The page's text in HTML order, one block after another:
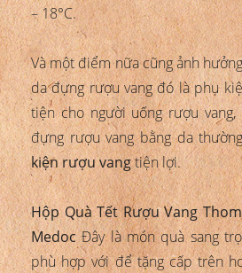
– 18°C.
Và một điểm nữa cũng ảnh
da đựng rượu vang đó là phụ
tiện cho người uống rượu
đựng rượu vang bằng da
kiện rượu vangtiện lợi.
Hộp Quà Tết Rượu Vang
MedocĐây là món quà sang
phù hợp với để tặng cấp trên